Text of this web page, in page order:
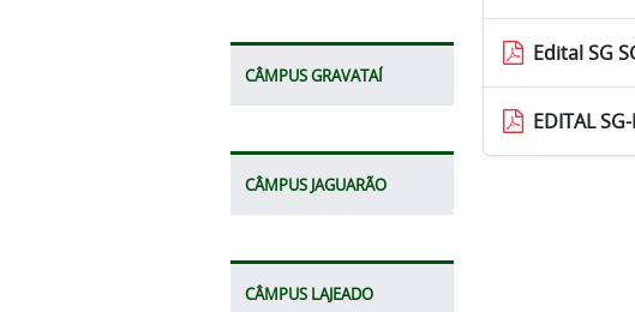
CÂMPUS GRAVATAÍ
CÂMPUS JAGUARÃO
CÂMPUS LAJEADO
Edital SG
EDITAL